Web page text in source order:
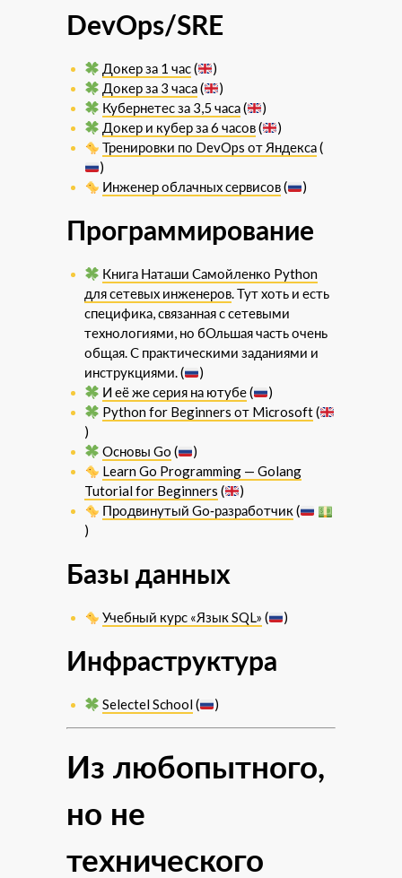
DevOps/SRE
Докер за 1 час(
)
Докер за 3 часа(
)
Кубернетес за 3,5 часа(
)
Докер и кубер за 6 часов(
)
Тренировки по DevOps от Яндекса(
)
Инженер облачных сервисов( )
Программирование
Книга Наташи Самойленко Python
для сетевых инженеров. Тут хоть и есть
специфика, связанная с сетевыми
технологиями, но бОльшая часть очень
общая. С практическими заданиями и
инструкциями. (
)
И её же серия на ютубе(
)
Python for Beginners от Microsoft(
)
Основы Go (
)
Learn Go Programming — Golang
Tutorial for Beginners (
)
Продвинутый Go‑разработчик (
)
Базы данных
Учебный курс «Язык SQL» ( )
Инфраструктура
Selectel School( )
Из любопытного,
но не
технического